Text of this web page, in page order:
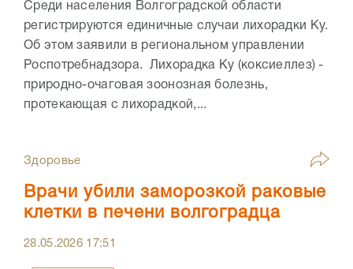
Среди населения Волгоградской области
регистрируются единичные случаи лихорадки Ку.
Об этом заявили в региональном управлении
Роспотребнадзора. Лихорадка Ку (коксиеллез) -
природно-очаговая зоонозная болезнь,
протекающая с лихорадкой,...
Здоровье
Врачи убили заморозкой раковые
клетки в печени волгоградца
28.05.2026 17:51